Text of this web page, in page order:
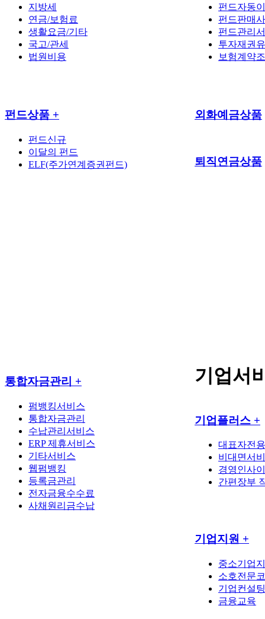
지방세
연금/보험료
생활요금/기타
국고/관세
법원비용
펀드자동
펀드판매
펀드관리
투자재권
보험계약
펀드상품 +
펀드신규
이달의 펀드
ELF(주가연계증권펀드)
외화예금상품
퇴직연금상품
통합자금관리 +
펌뱅킹서비스
통합자금관리
수납관리서비스
ERP 제휴서비스
기타서비스
웹펌뱅킹
등록금관리
전자금융수수료
사채원리금수납
기업서
기업플러스 +
대표자전용
비대면서
경영인사
간편장부
기업지원 +
중소기업
소호전문
기업컨설팅
금융교육